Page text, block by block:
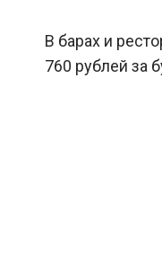
В барах и
760 рублей за